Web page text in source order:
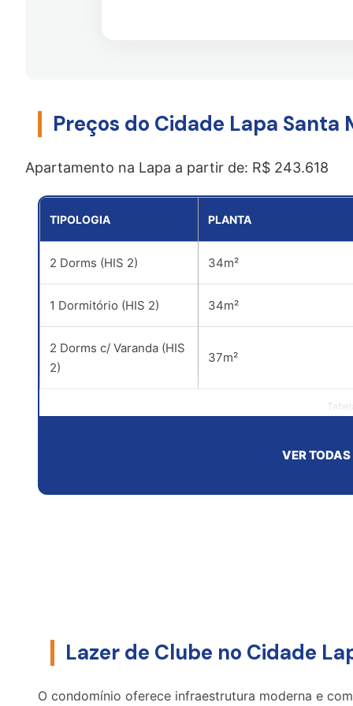
n
*
a
l
Preços do Cidade Lapa Santa
Apartamento na Lapa a partir de: R$ 243.618
TIPOLOGIA PLANTA
2 Dorms (HIS 2) 34m²
1 Dormitório (HIS 2) 34m²
2 Dorms c/ Varanda (HIS
2)
37m²
VER
Lazer de Clube no Cidade
O condomínio oferece infraestrutura moderna e